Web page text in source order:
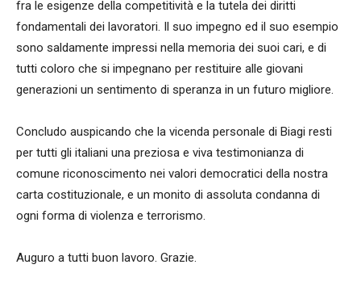
fra le esigenze della competitività e la tutela dei diritti
fondamentali dei lavoratori. Il suo impegno ed il suo esempio
sono saldamente impressi nella memoria dei suoi cari, e di
tutti coloro che si impegnano per restituire alle giovani
generazioni un sentimento di speranza in un futuro migliore.
Concludo auspicando che la vicenda personale di Biagi resti
per tutti gli italiani una preziosa e viva testimonianza di
comune riconoscimento nei valori democratici della nostra
carta costituzionale, e un monito di assoluta condanna di
ogni forma di violenza e terrorismo.
Auguro a tutti buon lavoro. Grazie.